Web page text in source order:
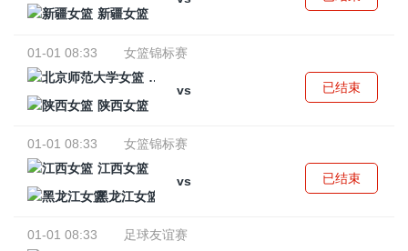
新疆女篮
01-01 08:33
女篮锦标赛
北京师范大学女篮
vs
陕西女篮
已结束
01-01 08:33
女篮锦标赛
江西女篮
vs
黑龙江女篮
已结束
01-01 08:33
足球友谊赛